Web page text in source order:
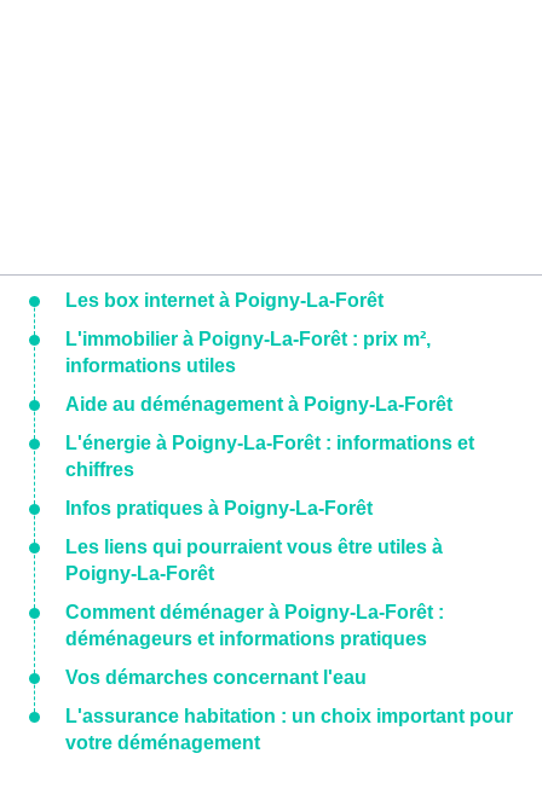
Les box internet à Poigny-La-Forêt
L'immobilier à Poigny-La-Forêt : prix m²,
informations utiles
Aide au déménagement à Poigny-La-Forêt
L'énergie à Poigny-La-Forêt : informations et
chiffres
Infos pratiques à Poigny-La-Forêt
Les liens qui pourraient vous être utiles à
Poigny-La-Forêt
Comment déménager à Poigny-La-Forêt :
déménageurs et informations pratiques
Vos démarches concernant l'eau
L'assurance habitation : un choix important pour
votre déménagement